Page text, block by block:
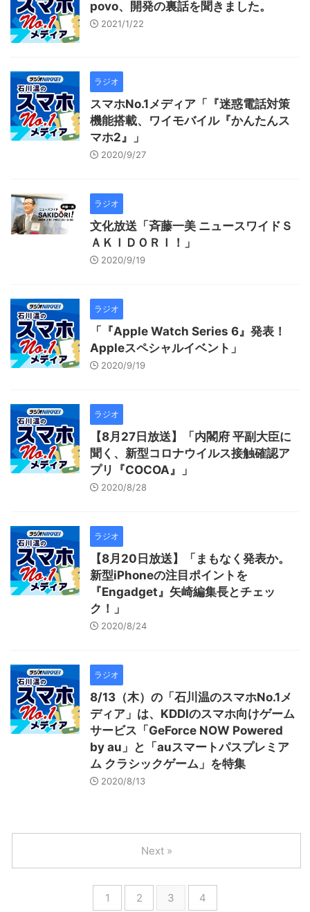
povo、開発の裏話を聞きました。
2021/1/22
ラジオ
スマホNo.1メディア「『迷惑電話対策
機能搭載、ワイモバイル『かんたんス
マホ2』」
2020/9/27
ラジオ
文化放送「斉藤一美 ニュースワイドＳ
ＡＫＩＤＯＲＩ！」
2020/9/19
ラジオ
「『Apple Watch Series 6』発表！
Appleスペシャルイベント」
2020/9/19
ラジオ
【8月27日放送】「内閣府 平副大臣に
聞く、新型コロナウイルス接触確認ア
プリ『COCOA』」
2020/8/28
ラジオ
【8月20日放送】「まもなく発表か。
新型iPhoneの注目ポイントを
『Engadget』矢崎編集長とチェッ
ク！」
2020/8/24
ラジオ
8/13（木）の「石川温のスマホNo.1メ
ディア」は、KDDIのスマホ向けゲーム
サービス「GeForce NOW Powered
by au」と「auスマートパスプレミア
ム クラシックゲーム」を特集
2020/8/13
1 2 3 4
Next »